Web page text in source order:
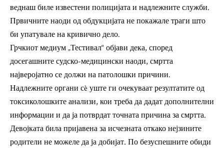
веднаш биле известени полицијата и надлежните служби.
Првичните наоди од обдукцијата не покажале траги што
би упатувале на кривично дело.
Грчкиот медиум „Тестивал“ објави дека, според
досегашните судско-медицински наоди, смртта
најверојатно се должи на патолошки причини.
Надлежните органи сè уште ги очекуваат резултатите од
токсиколошките анализи, кои треба да дадат дополнителни
информации и да ја потврдат точната причина за смртта.
Девојката била пријавена за исчезната откако нејзините
родители не можеле да ја добијат. По безуспешните обиди